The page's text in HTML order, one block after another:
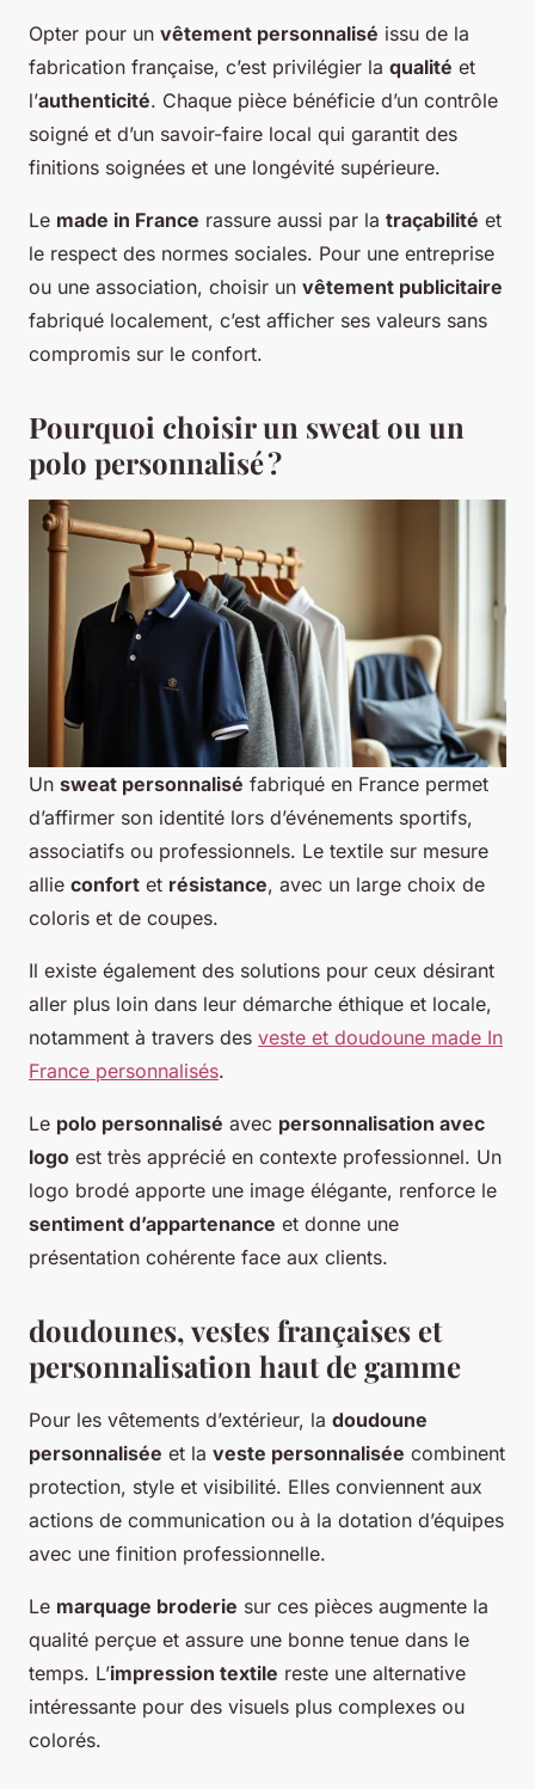
Opter pour un vêtement personnalisé issu de la
fabrication française, c’est privilégier la qualité et
l’authenticité. Chaque pièce bénéficie d’un contrôle
soigné et d’un savoir-faire local qui garantit des
finitions soignées et une longévité supérieure.
Le made in France rassure aussi par la traçabilité et
le respect des normes sociales. Pour une entreprise
ou une association, choisir un vêtement publicitaire
fabriqué localement, c’est afficher ses valeurs sans
compromis sur le confort.
Pourquoi choisir un sweat ou un
polo personnalisé ?
Un sweat personnalisé fabriqué en France permet
d’affirmer son identité lors d’événements sportifs,
associatifs ou professionnels. Le textile sur mesure
allie confort et résistance, avec un large choix de
coloris et de coupes.
Il existe également des solutions pour ceux désirant
aller plus loin dans leur démarche éthique et locale,
notamment à travers des veste et doudoune made In
France personnalisés.
Le polo personnalisé avec personnalisation avec
logo est très apprécié en contexte professionnel. Un
logo brodé apporte une image élégante, renforce le
sentiment d’appartenance et donne une
présentation cohérente face aux clients.
doudounes, vestes françaises et
personnalisation haut de gamme
Pour les vêtements d’extérieur, la doudoune
personnalisée et la veste personnalisée combinent
protection, style et visibilité. Elles conviennent aux
actions de communication ou à la dotation d’équipes
avec une finition professionnelle.
Le marquage broderie sur ces pièces augmente la
qualité perçue et assure une bonne tenue dans le
temps. L’impression textile reste une alternative
intéressante pour des visuels plus complexes ou
colorés.